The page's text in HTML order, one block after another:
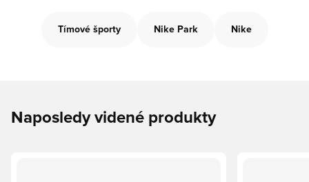
Tímové športy Nike Park Nike
Naposledy videné produkty